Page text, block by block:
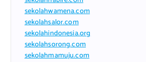
sekolahwamena.com
sekolahsalor.com
sekolahindonesia.org
sekolahsorong.com
sekolahmamuju.com